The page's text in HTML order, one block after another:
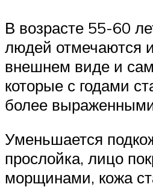
В возрасте 55-60
людей отмечаются
внешнем виде и
которые с годами
более
Уменьшается
прослойка, лицо
морщинами, кожа